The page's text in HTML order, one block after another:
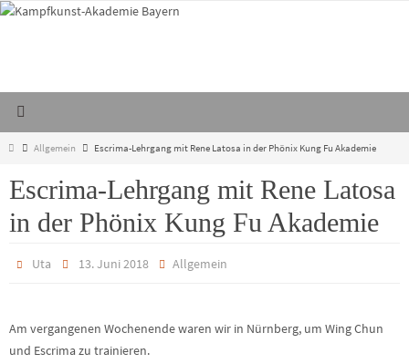
Zum
StartAllgemein Escrima-Lehrgang mit Rene Latosa in der Phönix Kung Fu Akademie
Escrima-Lehrgang mit Rene Latosa
in der Phönix Kung Fu Akademie
Uta 13. Juni 2018 Allgemein
Am vergangenen Wochenende waren wir in Nürnberg, um Wing Chun
und Escrima zu trainieren.